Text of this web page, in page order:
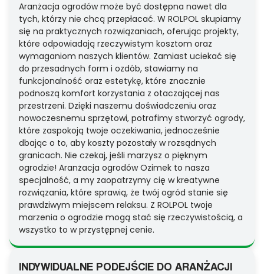
Aranżacja ogrodów może być dostępna nawet dla
tych, którzy nie chcą przepłacać. W ROLPOL skupiamy
się na praktycznych rozwiązaniach, oferując projekty,
które odpowiadają rzeczywistym kosztom oraz
wymaganiom naszych klientów. Zamiast uciekać się
do przesadnych form i ozdób, stawiamy na
funkcjonalność oraz estetykę, które znacznie
podnoszą komfort korzystania z otaczającej nas
przestrzeni. Dzięki naszemu doświadczeniu oraz
nowoczesnemu sprzętowi, potrafimy stworzyć ogrody,
które zaspokoją twoje oczekiwania, jednocześnie
dbając o to, aby koszty pozostały w rozsądnych
granicach. Nie czekaj, jeśli marzysz o pięknym
ogrodzie! Aranżacja ogrodów Ozimek to nasza
specjalność, a my zaopatrzymy cię w kreatywne
rozwiązania, które sprawią, że twój ogród stanie się
prawdziwym miejscem relaksu. Z ROLPOL twoje
marzenia o ogrodzie mogą stać się rzeczywistością, a
wszystko to w przystępnej cenie.
INDYWIDUALNE PODEJŚCIE DO ARANŻACJI